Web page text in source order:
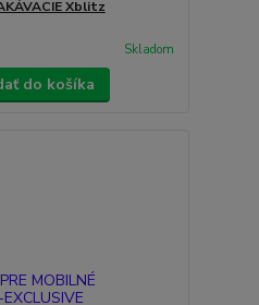
Xblitz
Skladom
do košíka